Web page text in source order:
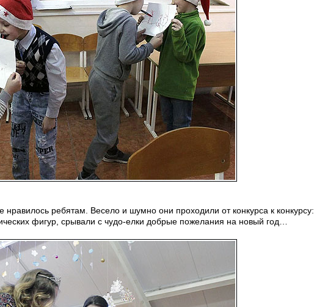
ребятам. Весело и шумно они проходили от конкурса к конкурсу:
фигур, срывали с чудо-елки добрые пожелания на новый год…